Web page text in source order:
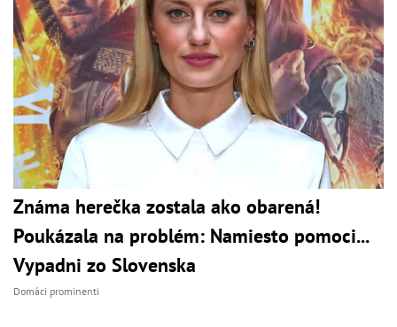
Známa herečka zostala ako obarená!
Poukázala na problém: Namiesto pomoci...
Vypadni zo Slovenska
Domáci prominenti